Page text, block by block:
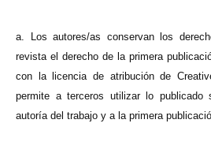
a. Los autores/as conservan los
revista el derecho de la primera
con la licencia de atribución de
permite a terceros utilizar lo publicado
autoría del trabajo y a la primera